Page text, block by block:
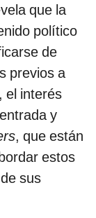
que la
político
de
previos a
el interés
y
, que están
estos
sus